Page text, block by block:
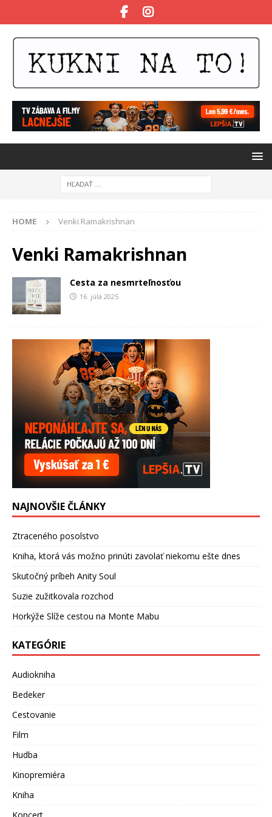
HOME Venki Ramakrishnan
Venki Ramakrishnan
Cesta za nesmrteľnosťou
16. júla 2025
NAJNOVŠIE ČLÁNKY
Ztraceného posolstvo
Kniha, ktorá vás možno prinúti zavolať niekomu ešte dnes
Skutočný príbeh Anity Soul
Suzie zužitkovala rozchod
Horkýže Slíže cestou na Monte Mabu
KATEGÓRIE
Audiokniha
Bedeker
Cestovanie
Film
Hudba
Kinopremiéra
Kniha
Koncert